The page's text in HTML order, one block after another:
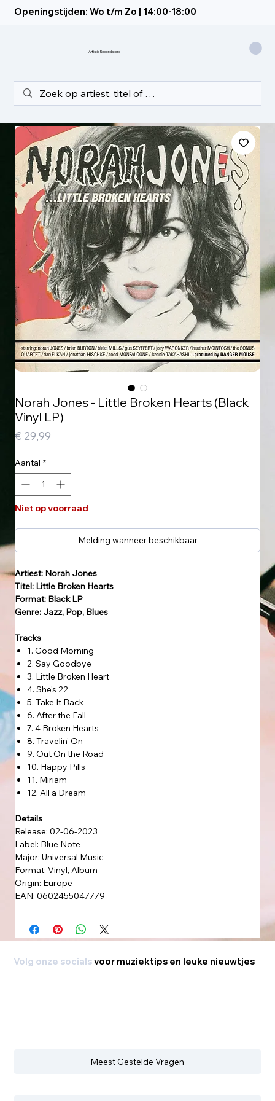
Openingstijden: Wo t/m Zo | 14:00-18:00
Artistic Recordstore
Norah Jones - Little Broken Hearts (Black
Vinyl LP)
€ 29,99
Aantal *
Niet op voorraad
Melding wanneer beschikbaar
Artiest: Norah Jones
Titel: Little Broken Hearts
Format: Black LP
Genre: Jazz, Pop, Blues
Tracks
1. Good Morning
2. Say Goodbye
3. Little Broken Heart
4. She's 22
5. Take It Back
6. After the Fall
7. 4 Broken Hearts
8. Travelin' On
9. Out On the Road
10. Happy Pills
11. Miriam
12. All a Dream
Details
Release: 02-06-2023
Label: Blue Note
Major: Universal Music
Format: Vinyl, Album
Origin: Europe
EAN: 0602455047779
Volg onze socialsvoor muziektips en leuke nieuwtjes
Meest Gestelde Vragen